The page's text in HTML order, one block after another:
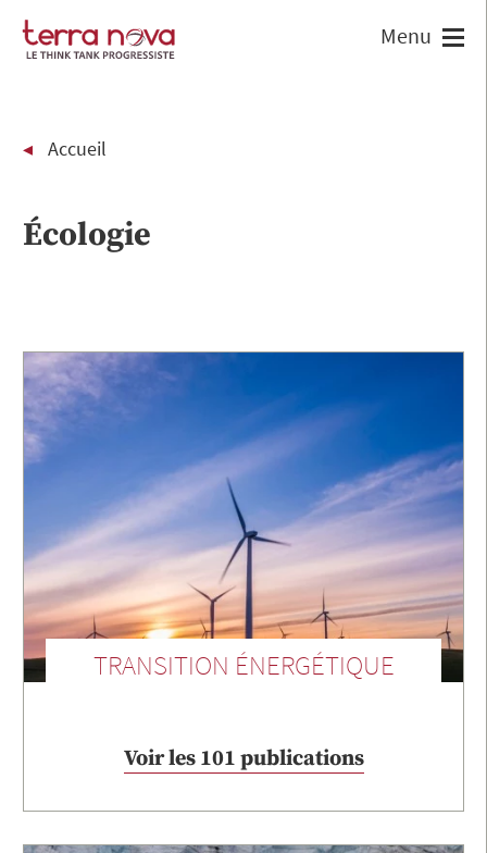
Accueil
Écologie
TRANSITION ÉNERGÉTIQUE
Voir les 101 publications